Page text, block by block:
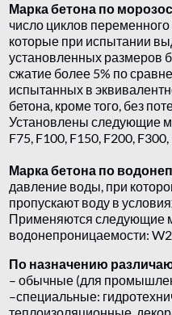
Марка бетона по
число циклов
которые при испытании
установленных размеров
сжатие более 5% по
испытанных в
бетона, кроме того, без
Установлены следующие
F75, F100, F150, F200,
Марка бетона по
давление воды, при
пропускают воду в
Применяются следующие
водонепроницаемости:
По назначению
– обычные (для
–специальные: